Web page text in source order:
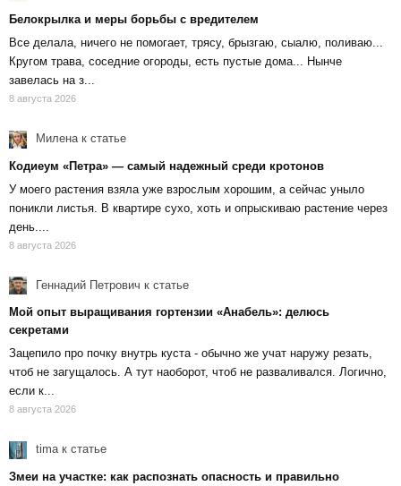
Белокрылка и меры борьбы с вредителем
Все делала, ничего не помогает, трясу, брызгаю, сыалю, поливаю...
Кругом трава, соседние огороды, есть пустые дома... Нынче
завелась на з...
8 августа 2026
Миленак статье
Кодиеум «Петра» — самый надежный среди кротонов
У моего растения взяла уже взрослым хорошим, а сейчас уныло
поникли листья. В квартире сухо, хоть и опрыскиваю растение через
день....
8 августа 2026
Геннадий Петрович к статье
Мой опыт выращивания гортензии «Анабель»: делюсь
секретами
Зацепило про почку внутрь куста - обычно же учат наружу резать,
чтоб не загущалось. А тут наоборот, чтоб не разваливался. Логично,
если к...
8 августа 2026
timaк статье
Змеи на участке: как распознать опасность и правильно